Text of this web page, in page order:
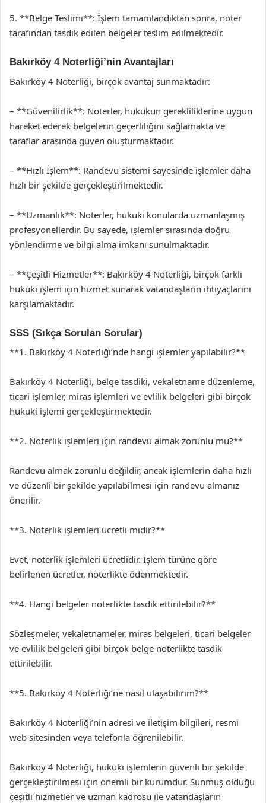
5. **Belge Teslimi**: İşlem tamamlandıktan sonra, noter
tarafından tasdik edilen belgeler teslim edilmektedir.
Bakırköy 4 Noterliği’nin Avantajları
Bakırköy 4 Noterliği, birçok avantaj sunmaktadır:
– **Güvenilirlik**: Noterler, hukukun gerekliliklerine uygun
hareket ederek belgelerin geçerliliğini sağlamakta ve
taraflar arasında güven oluşturmaktadır.
– **Hızlı İşlem**: Randevu sistemi sayesinde işlemler daha
hızlı bir şekilde gerçekleştirilmektedir.
– **Uzmanlık**: Noterler, hukuki konularda uzmanlaşmış
profesyonellerdir. Bu sayede, işlemler sırasında doğru
yönlendirme ve bilgi alma imkanı sunulmaktadır.
– **Çeşitli Hizmetler**: Bakırköy 4 Noterliği, birçok farklı
hukuki işlem için hizmet sunarak vatandaşların ihtiyaçlarını
karşılamaktadır.
SSS (Sıkça Sorulan Sorular)
**1. Bakırköy 4 Noterliği’nde hangi işlemler yapılabilir?**
Bakırköy 4 Noterliği, belge tasdiki, vekaletname düzenleme,
ticari işlemler, miras işlemleri ve evlilik belgeleri gibi birçok
hukuki işlemi gerçekleştirmektedir.
**2. Noterlik işlemleri için randevu almak zorunlu mu?**
Randevu almak zorunlu değildir, ancak işlemlerin daha hızlı
ve düzenli bir şekilde yapılabilmesi için randevu almanız
önerilir.
**3. Noterlik işlemleri ücretli midir?**
Evet, noterlik işlemleri ücretlidir. İşlem türüne göre
belirlenen ücretler, noterlikte ödenmektedir.
**4. Hangi belgeler noterlikte tasdik ettirilebilir?**
Sözleşmeler, vekaletnameler, miras belgeleri, ticari belgeler
ve evlilik belgeleri gibi birçok belge noterlikte tasdik
ettirilebilir.
**5. Bakırköy 4 Noterliği’ne nasıl ulaşabilirim?**
Bakırköy 4 Noterliği’nin adresi ve iletişim bilgileri, resmi
web sitesinden veya telefonla öğrenilebilir.
Bakırköy 4 Noterliği, hukuki işlemlerin güvenli bir şekilde
gerçekleştirilmesi için önemli bir kurumdur. Sunmuş olduğu
çeşitli hizmetler ve uzman kadrosu ile vatandaşların